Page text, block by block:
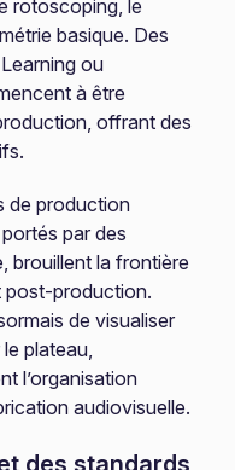
rotoscoping, le
basique. Des
ou
à être
offrant des
de production
par des
brouillent la frontière
post-production.
de visualiser
plateau,
l’organisation
audiovisuelle.
des standards